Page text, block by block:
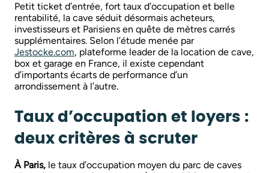
Petit ticket d’entrée, fort taux d’occupation et belle
rentabilité, la cave séduit désormais acheteurs,
investisseurs et Parisiens en quête de mètres carrés
supplémentaires. Selon l’étude menée par
Jestocke.com, plateforme leader de la location de cave,
box et garage en France, il existe cependant
d’importants écarts de performance d’un
arrondissement à l’autre.
Taux d’occupation et loyers :
deux critères à scruter
À Paris, le taux d’occupation moyen du parc de caves